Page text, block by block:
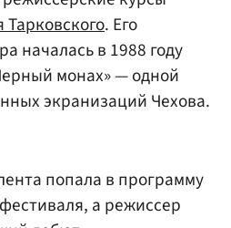
Тарковского. Его
началась в 1988 году
монах» — одной
экранизаций Чехова.
попала в программу
а режиссер